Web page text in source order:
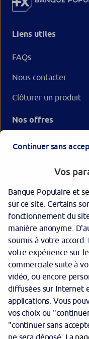
Liens utiles
FAQs
Nous contacter
Clôturer un produit
Nos offres
Garantie des dépôts
Protection des
Politique cookies
Sécurité
Tarifs
Mentions légales
Continuer sans
Vos
Banque Populaire et
sur ce site. Certains
fonctionnement du
manière anonyme.
soumis à votre
votre expérience sur
commerciale suite à
vidéo, ou encore
diffusées sur Internet
applications. Vous
vos choix ou
"continuer sans
ne sera déposé. La